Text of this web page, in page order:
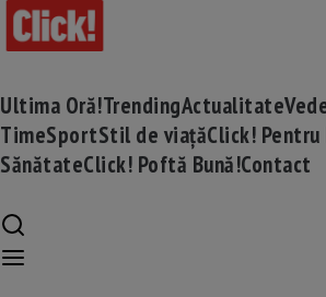
Ultima Oră!TrendingActualitate
TimeSportStil de viațăClick! Pentru
SănătateClick! Poftă Bună!Contact